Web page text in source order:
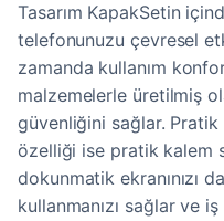
Tasarım KapakSetin
telefonunuzu çevresel
zamanda kullanım
malzemelerle üretilmiş
güvenliğini sağlar.
özelliği ise pratik kalem
dokunmatik ekranınızı
kullanmanızı sağlar ve